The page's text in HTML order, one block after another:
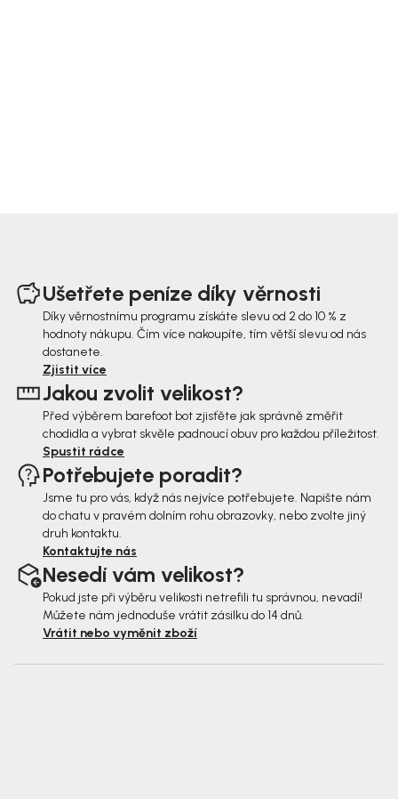
Ušetřete peníze díky věrnosti
Díky věrnostnímu programu získáte slevu od 2 do 10 % z
hodnoty nákupu. Čím více nakoupíte, tím větší slevu od nás
dostanete.
Zjistit více
Jakou zvolit velikost?
Před výběrem barefoot bot zjisťěte jak správně změřit
chodidla a vybrat skvěle padnoucí obuv pro každou příležitost.
Spustit rádce
Potřebujete poradit?
Jsme tu pro vás, když nás nejvíce potřebujete. Napište nám
do chatu v pravém dolním rohu obrazovky, nebo zvolte jiný
druh kontaktu.
Kontaktujte nás
Nesedí vám velikost?
Pokud jste při výběru velikosti netrefili tu správnou, nevadí!
Můžete nám jednoduše vrátit zásilku do 14 dnů.
Vrátit nebo vyměnit zboží